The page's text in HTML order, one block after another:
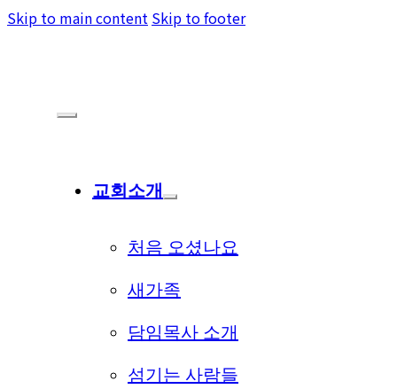
Skip to main content Skip to footer
교회소개
처음 오셨나요
새가족
담임목사 소개
섬기는 사람들